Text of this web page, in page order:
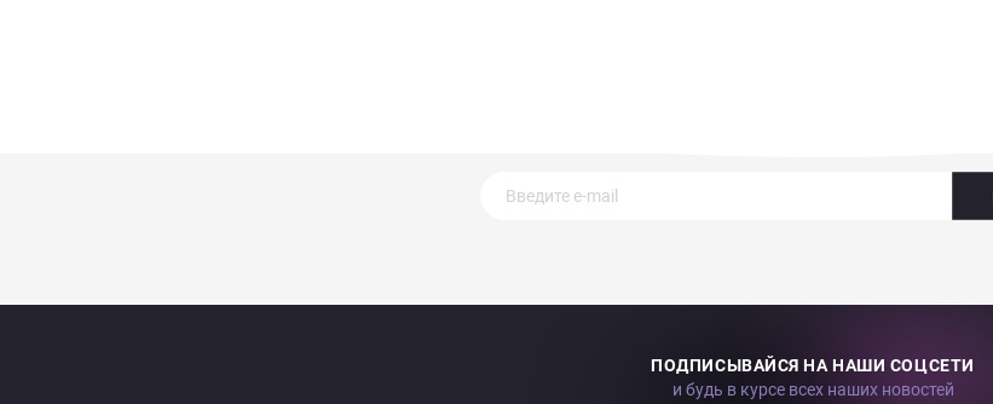
ПОДПИСЫВАЙСЯ НА НАШИ СОЦСЕТИ
и будь в курсе всех наших новостей